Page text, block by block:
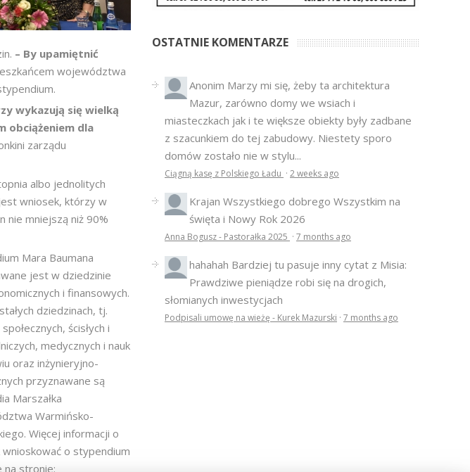
– By upamiętnić
województwa
wykazują się wielką
obciążeniem dla
zarządu
albo jednolitych
wniosek, którzy w
nie mniejszą niż 90%
Mara Baumana
jest w dziedzinie
i finansowych.
dziedzinach, tj.
ścisłych i
medycznych i nauk
oraz inżynieryjno-
przyznawane są
Marszałka
Warmińsko-
Więcej informacji o
o stypendium
na stronie:
OSTATNIE KOMENTARZE
Anonim Marzy mi się, żeby ta architektura
Mazur, zarówno domy we wsiach i
miasteczkach jak i te większe obiekty były zadbane
z szacunkiem do tej zabudowy. Niestety sporo
domów zostało nie w stylu...
Ciągną kasę z Polskiego Ładu · 2 weeks ago
Krajan Wszystkiego dobrego Wszystkim na
święta i Nowy Rok 2026
Anna Bogusz - Pastorałka 2025 · 7 months ago
hahahah Bardziej tu pasuje inny cytat z Misia:
Prawdziwe pieniądze robi się na drogich,
słomianych inwestycjach
Podpisali umowę na wieżę - Kurek Mazurski · 7 months ago